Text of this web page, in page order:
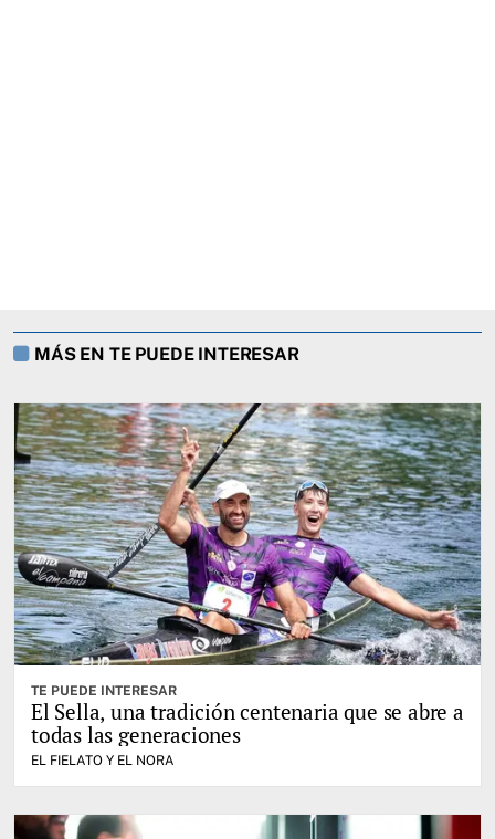
MÁS EN TE PUEDE INTERESAR
TE PUEDE INTERESAR
El Sella, una tradición centenaria que se abre a
todas las generaciones
EL FIELATO Y EL NORA